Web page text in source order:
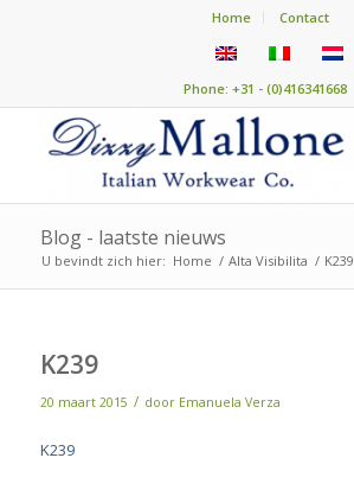
Home Contact
Phone: +31 - (0)416341668
Blog - laatste nieuws
U bevindt zich hier: Home / Alta Visibilita / K239
K239
20 maart 2015 / door Emanuela Verza
K239